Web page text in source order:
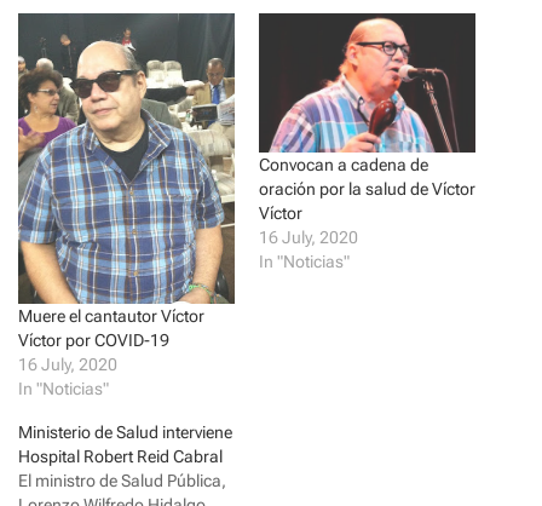
r
e
o
n
T
w
i
t
t
e
r
(
O
p
e
n
s
i
n
n
e
w
w
i
d
o
w
)
a
r
e
o
n
F
a
c
e
b
o
o
k
(
O
p
e
n
s
i
n
n
n
d
o
w
Muere el cantautor Víctor
Víctor por COVID-19
16 July, 2020
In "Noticias"
Convocan a cadena de
oración por la salud de Víctor
Víctor
16 July, 2020
In "Noticias"
Ministerio de Salud interviene
Hospital Robert Reid Cabral
El ministro de Salud Pública,